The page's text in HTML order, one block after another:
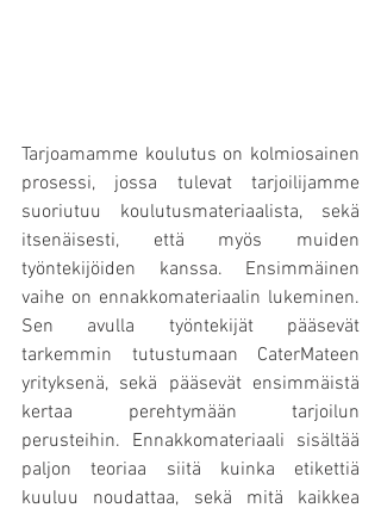
Tarjoamamme koulutus on kolmiosainen
prosessi, jossa tulevat tarjoilijamme
suoriutuu koulutusmateriaalista, sekä
itsenäisesti, että myös muiden
työntekijöiden kanssa. Ensimmäinen
vaihe on ennakkomateriaalin lukeminen.
Sen avulla työntekijät pääsevät
tarkemmin tutustumaan CaterMateen
yrityksenä, sekä pääsevät ensimmäistä
kertaa perehtymään tarjoilun
perusteihin. Ennakkomateriaali sisältää
paljon teoriaa siitä kuinka etikettiä
kuuluu noudattaa, sekä mitä kaikkea